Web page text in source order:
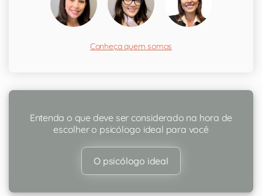
Conheça quem somos
Entenda o que deve ser considerado na hora de
escolher o psicólogo ideal para você
O psicólogo ideal